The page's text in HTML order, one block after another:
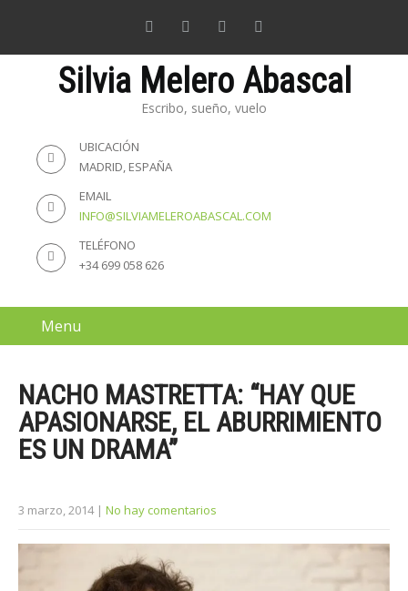
Silvia Melero Abascal
Escribo, sueño, vuelo
UBICACIÓN
MADRID, ESPAÑA
EMAIL
INFO@SILVIAMELEROABASCAL.COM
TELÉFONO
+34 699 058 626
Menu
NACHO MASTRETTA: “HAY QUE
APASIONARSE, EL ABURRIMIENTO
ES UN DRAMA”
3 marzo, 2014 | No hay comentarios